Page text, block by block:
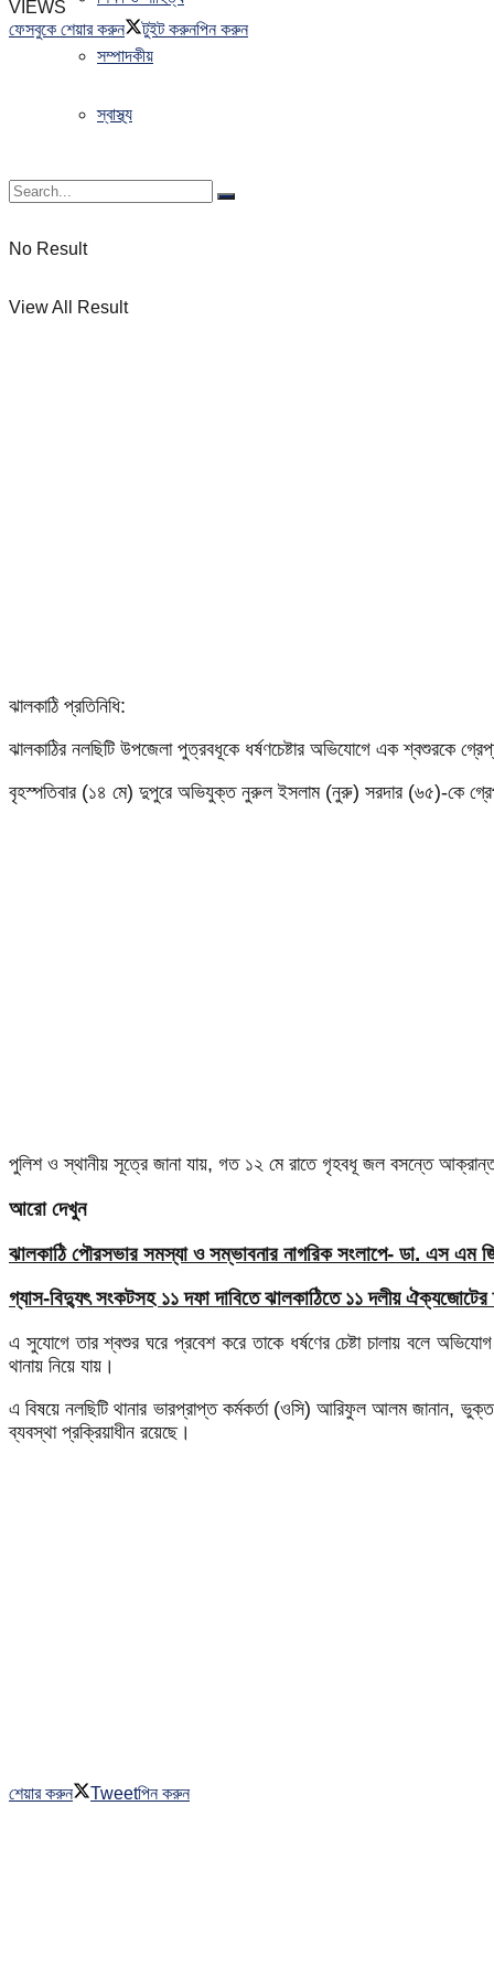
সম্পাদকীয়
স্বাস্থ্য
No Result
View All Result
VIEWS
ফেসবুকে শেয়ার করুন
টুইট করুনপিন করুন
ঝালকাঠি প্রতিনিধি:
ঝালকাঠির নলছিটি উপজেলা পুত্রবধূকে ধর্ষণচেষ্টার অভিযোগে এক শ্বশুরকে
বৃহস্পতিবার (১৪ মে) দুপুরে অভিযুক্ত নুরুল ইসলাম (নুরু) সরদার (৬৫)-কে
পুলিশ ও স্থানীয় সূত্রে জানা যায়, গত ১২ মে রাতে গৃহবধূ জল বসন্তে আক্রান্ত
আরো দেখুন
ঝালকাঠি পৌরসভার সমস্যা ও সম্ভাবনার নাগরিক সংলাপে- ডা. এস এম
গ্যাস-বিদ্যুৎ সংকটসহ ১১ দফা দাবিতে ঝালকাঠিতে ১১ দলীয় ঐক্যজোটের
এ সুযোগে তার শ্বশুর ঘরে প্রবেশ করে তাকে ধর্ষণের চেষ্টা চালায় বলে
থানায় নিয়ে যায়।
এ বিষয়ে নলছিটি থানার ভারপ্রাপ্ত কর্মকর্তা (ওসি) আরিফুল আলম জানান,
ব্যবস্থা প্রক্রিয়াধীন রয়েছে।
শেয়ার করুন Tweetপিন করুন